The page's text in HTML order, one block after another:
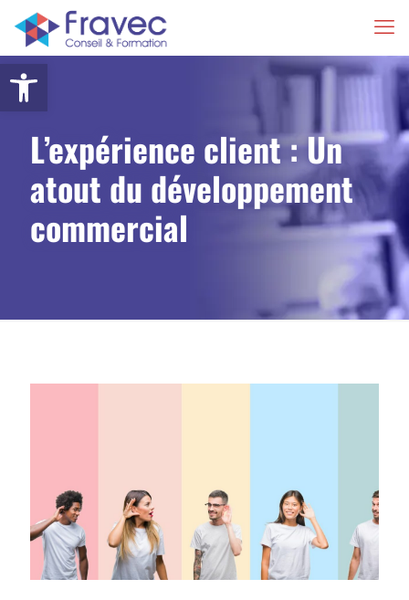
Ouvrir la barre d’outils
L’expérience client : Un
atout du développement
commercial